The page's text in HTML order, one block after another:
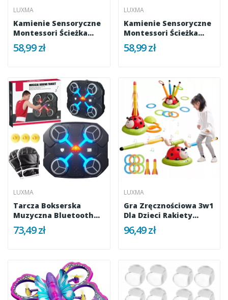
LUXMA
Kamienie Sensoryczne
Montessori Ścieżka...
58,99 zł
LUXMA
Kamienie Sensoryczne
Montessori Ścieżka...
58,99 zł
LUXMA
Tarcza Bokserska
Muzyczna Bluetooth
LED Smart...
73,49 zł
LUXMA
Gra Zręcznościowa 3w1
Dla Dzieci Rakiety
Ringo...
96,49 zł